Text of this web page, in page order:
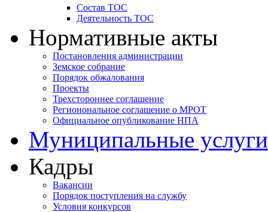
Состав ТОС
Деятельность ТОС
Нормативные акты
Постановления администрации
Земское собрание
Порядок обжалования
Проекты
Трехстороннее соглашение
Регионональное соглашение о МРОТ
Официальное опубликование НПА
Муниципальные услуги
Кадры
Вакансии
Порядок поступления на службу
Условия конкурсов